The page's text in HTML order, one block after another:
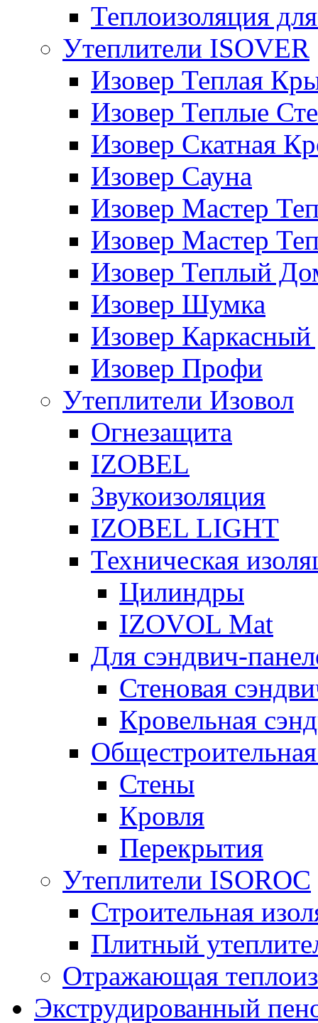
Теплоизоляция
Утеплители ISOVER
Изовер Теплая
Изовер Теплые
Изовер Скатная
Изовер Сауна
Изовер Мастер
Изовер Мастер
Изовер Теплый
Изовер Шумка
Изовер
Изовер Профи
Утеплители Изовол
Огнезащита
IZOBEL
Звукоизоляция
IZOBEL LIGHT
Техническая
Цилиндры
IZOVOL Mat
Для сэндвич-
Стеновая
Кровельная
Стены
Кровля
Перекрытия
Утеплители ISOROC
Строительная
Плитный
Отражающая
Экструдированный